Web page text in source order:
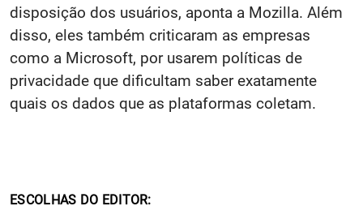
disposição dos usuários, aponta a Mozilla. Além
disso, eles também criticaram as empresas
como a Microsoft, por usarem políticas de
privacidade que dificultam saber exatamente
quais os dados que as plataformas coletam.
ESCOLHAS DO EDITOR